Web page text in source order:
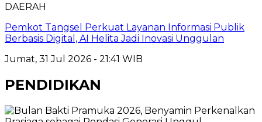
DAERAH
Pemkot Tangsel Perkuat Layanan Informasi Publik
Berbasis Digital, AI Helita Jadi Inovasi Unggulan
Jumat, 31 Jul 2026 - 21:41 WIB
PENDIDIKAN